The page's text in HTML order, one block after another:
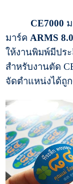
CE7000
มาร์คARMS 8.0
ให้งานพิมพ์มีปร
สำหรับงานตัด
จัดตำแหน่งได้ถู